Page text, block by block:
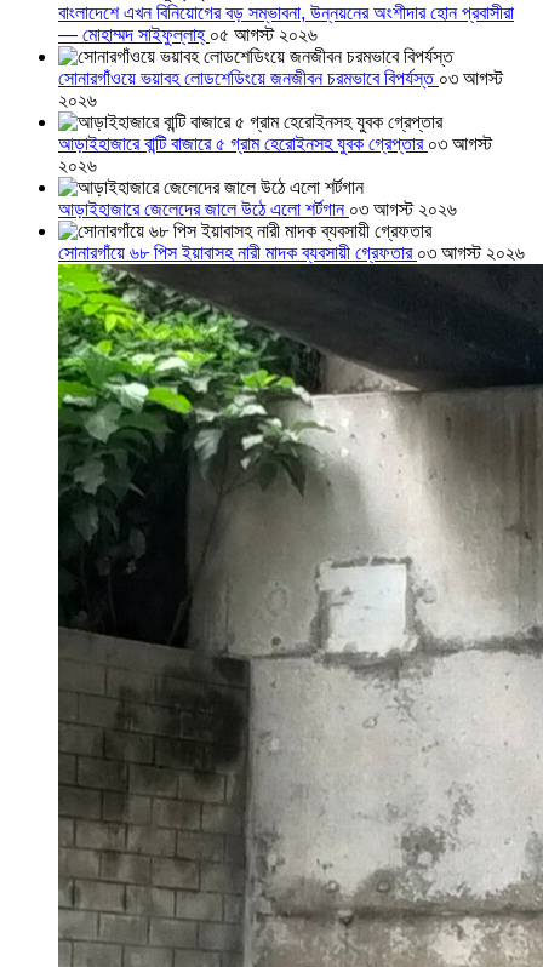
বাংলাদেশে এখন বিনিয়োগের বড় সম্ভাবনা, উন্নয়নের অংশীদার হোন প্রবাসীরা
— মোহাম্মদ সাইফুল্লাহ্ ০৫ আগস্ট ২০২৬
সোনারগাঁওয়ে ভয়াবহ লোডশেডিংয়ে জনজীবন চরমভাবে বিপর্যস্ত ০৩ আগস্ট
২০২৬
আড়াইহাজারে বান্টি বাজারে ৫ গ্রাম হেরোইনসহ যুবক গ্রেপ্তার ০৩ আগস্ট
২০২৬
আড়াইহাজারে জেলেদের জালে উঠে এলো শর্টগান ০৩ আগস্ট ২০২৬
সোনারগাঁয়ে ৬৮ পিস ইয়াবাসহ নারী মাদক ব্যবসায়ী গ্রেফতার ০৩ আগস্ট ২০২৬